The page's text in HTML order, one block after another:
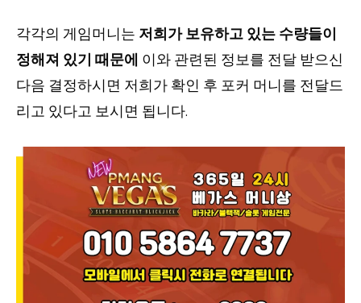
각각의 게임머니는 저희가 보유하고 있는 수량들이
정해져 있기 때문에 이와 관련된 정보를 전달 받으신
다음 결정하시면 저희가 확인 후 포커 머니를 전달드
리고 있다고 보시면 됩니다.